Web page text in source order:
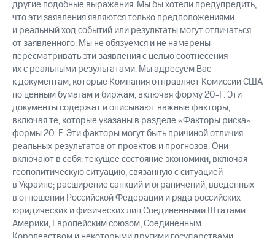
другие подобные выражения. Мы бы хотели предупредить,
что эти заявления являются только предположениями
и реальный ход событий или результаты могут отличаться
от заявленного. Мы не обязуемся и не намерены
пересматривать эти заявления с целью соотнесения
их с реальными результатами. Мы адресуем Вас
к документам, которые Компания отправляет Комиссии США
по ценным бумагам и биржам, включая форму20-F.Эти
документы содержат и описывают важные факторы,
включая те, которые указаны в разделе «Факторы риска»
формы20-F.Эти факторы могут быть причиной отличия
реальных результатов от проектов и прогнозов. Они
включают в себя: текущее состояние экономики, включая
геополитическую ситуацию, связанную с ситуацией
в Украине; расширение санкций и ограничений, введенных
в отношении Российской Федерации и ряда российских
юридических и физических лиц Соединенными Штатами
Америки, Европейским союзом, Соединенным